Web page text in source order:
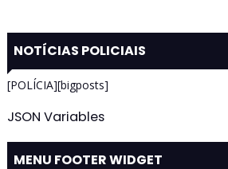
NOTÍCIAS POLICIAIS
[POLÍCIA][bigposts]
JSON Variables
MENU FOOTER WIDGET